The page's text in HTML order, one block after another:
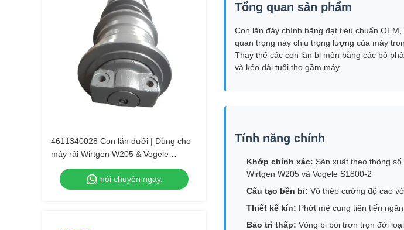
4611340028 Con lăn dưới | Dùng cho
máy rải Wirtgen W205 & Vogele
S1800-2.
nói chuyện ngay.
Tổng quan sản phẩm
Con lăn đáy chính hãng đạt tiêu chuẩn
quan trọng này chịu trọng lượng của máy
Thay thế các con lăn bị mòn bằng các bộ
và kéo dài tuổi thọ gầm máy.
Tính năng chính
Khớp chính xác: Sản xuất theo thông
Wirtgen W205 và Vogele S1800-2
Cấu tạo bền bỉ: Vỏ thép cường độ cao
Thiết kế kín: Phớt mê cung tiên tiến
Bảo trì thấp: Vòng bi bôi trơn trọn đời